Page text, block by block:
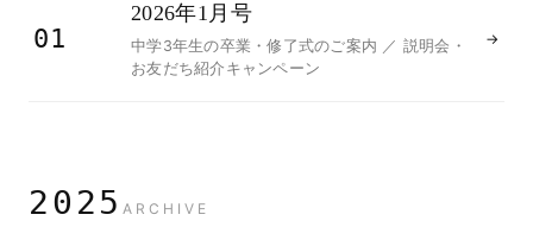
01
2026年1月号
中学3年生の卒業・修了式のご案内 ／ 説明会・
お友だち紹介キャンペーン
→
2025ARCHIVE